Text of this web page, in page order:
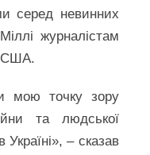
серед невинних
журналістам
США.
мою точку зору
та людської
Україні», – сказав